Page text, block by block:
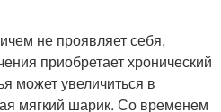
не проявляет себя,
приобретает хронический
может увеличиться в
мягкий шарик. Со временем